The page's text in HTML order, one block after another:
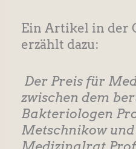
Ein Artikel in der
erzählt dazu:
Der Preis für
zwischen dem
Bakteriologen
Metschnikow